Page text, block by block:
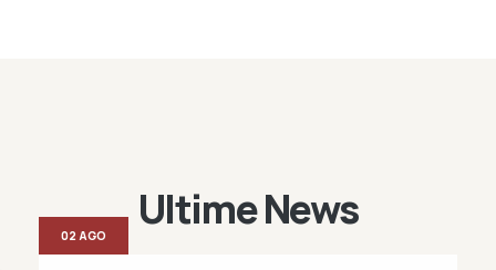
Ultime News
02 AGO